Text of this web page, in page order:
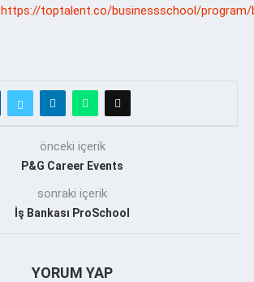
https://toptalent.co/businessschool/program/
önceki içerik
P&G Career Events
sonraki içerik
İş Bankası ProSchool
YORUM YAP